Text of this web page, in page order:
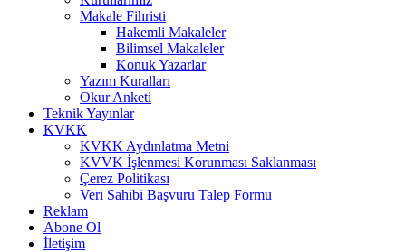
Makale Fihristi
Hakemli Makaleler
Bilimsel Makaleler
Konuk Yazarlar
Yazım Kuralları
Okur Anketi
Teknik Yayınlar
KVKK
KVKK Aydınlatma Metni
KVVK İşlenmesi Korunması Saklanması
Çerez Politikası
Veri Sahibi Başvuru Talep Formu
Reklam
Abone Ol
İletişim